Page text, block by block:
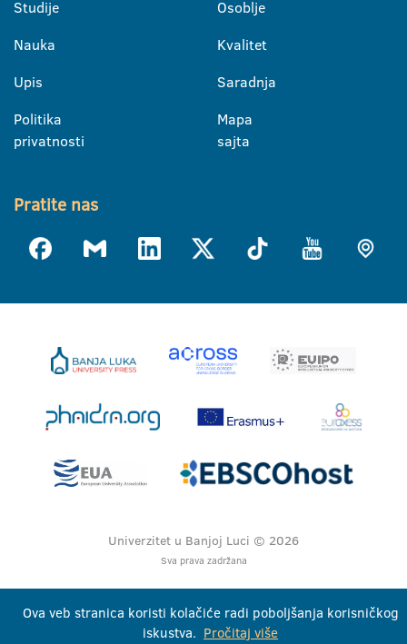
Studije
Nauka
Upis
Politika
privatnosti
Osoblje
Kvalitet
Saradnja
Mapa
sajta
Pratite nas
Univerzitet u Banjoj Luci © 2026
Sva prava zadržana
Ova veb stranica koristi kolačiće radi poboljšanja korisničkog
iskustva. Pročitaj više